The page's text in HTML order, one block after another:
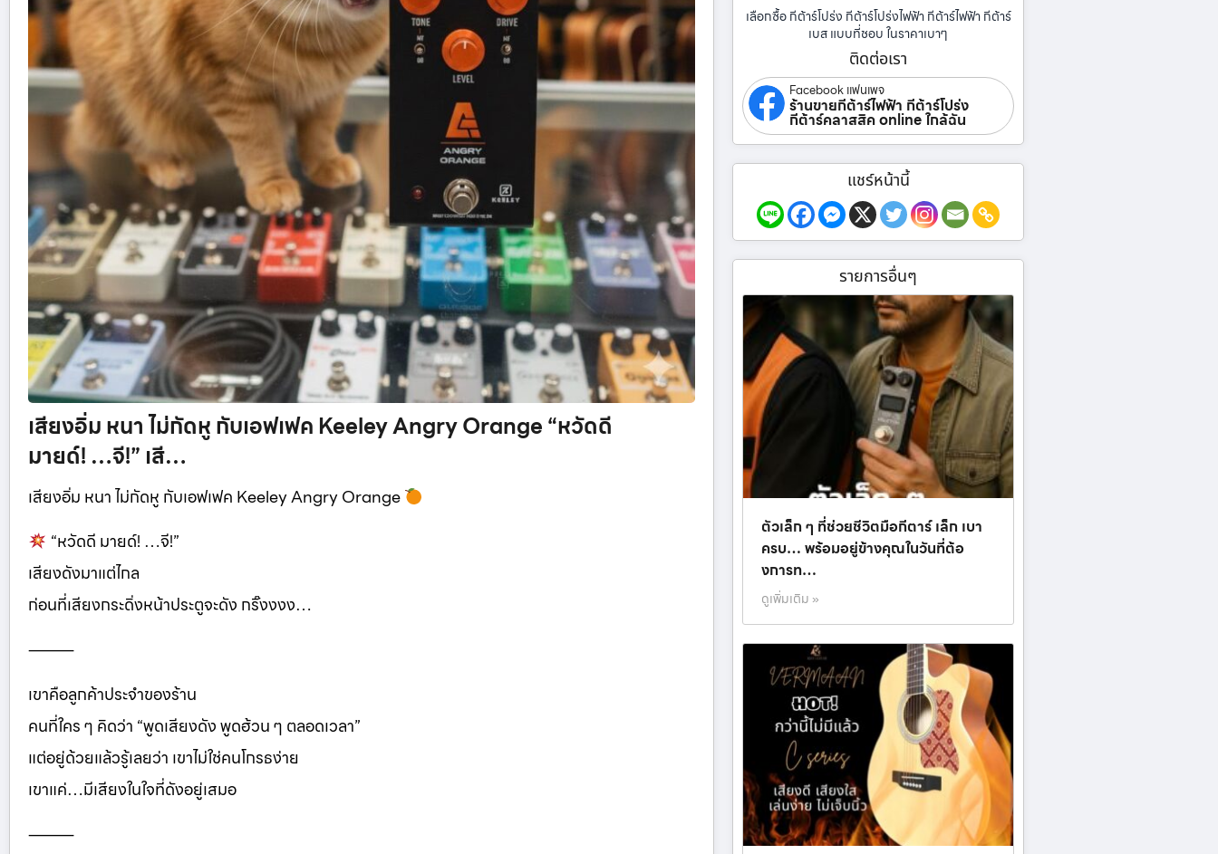
เสียงอิ่ม หนา ไม่กัดหู กับเอฟเฟค Keeley Angry Orange “หวัดดี
มายด์! …จี!” เสี…
เสียงอิ่ม หนา ไม่กัดหู กับเอฟเฟค Keeley Angry Orange
“หวัดดี มายด์! …จี!”
เสียงดังมาแต่ไกล
ก่อนที่เสียงกระดิ่งหน้าประตูจะดัง กริ๊งงงง…
⸻
เขาคือลูกค้าประจำของร้าน
คนที่ใคร ๆ คิดว่า “พูดเสียงดัง พูดฮ้วน ๆ ตลอดเวลา”
แต่อยู่ด้วยแล้วรู้เลยว่า เขาไม่ใช่คนโกรธง่าย
เขาแค่…มีเสียงในใจที่ดังอยู่เสมอ
⸻
เลือกซื้อ กีต้าร์โปร่ง กีต้าร์โปร่งไฟฟ้า กีต้าร์ไฟฟ้า กีต้าร์
เบส แบบที่ชอบ ในราคาเบาๆ
ติดต่อเรา
Facebook แฟนเพจ
ร้านขายกีต้าร์ไฟฟ้า กีต้าร์โปร่ง
กีต้าร์คลาสสิค online ใกล้ฉัน
แชร์หน้านี้
รายการอื่นๆ
ตัวเล็ก ๆ ที่ช่วยชีวิตมือกีตาร์ เล็ก เบา
ครบ… พร้อมอยู่ข้างคุณในวันที่ต้อ
งการท…
ดูเพิ่มเติม »